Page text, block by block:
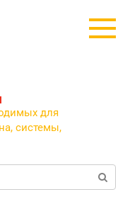
для
системы,